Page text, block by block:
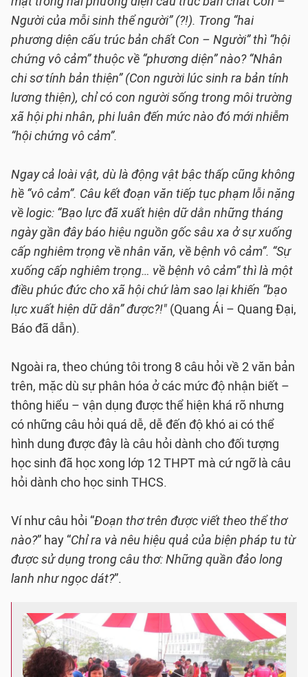
Người của mỗi sinh thể người” (?!). Trong “hai
phương diện cấu trúc bản chất Con – Người” thì “hội
chứng vô cảm” thuộc về “phương diện” nào? “Nhân
chi sơ tính bản thiện” (Con người lúc sinh ra bản tính
lương thiện), chỉ có con người sống trong môi trường
xã hội phi nhân, phi luân đến mức nào đó mới nhiễm
“hội chứng vô cảm”.
Ngay cả loài vật, dù là động vật bậc thấp cũng không
hề “vô cảm”. Câu kết đoạn văn tiếp tục phạm lỗi nặng
về logic: “Bạo lực đã xuất hiện dữ dằn những tháng
ngày gần đây báo hiệu nguồn gốc sâu xa ở sự xuống
cấp nghiêm trọng về nhân văn, về bệnh vô cảm”. “Sự
xuống cấp nghiêm trọng… về bệnh vô cảm” thì là một
điều phúc đức cho xã hội chứ làm sao lại khiến “bạo
lực xuất hiện dữ dằn” được?!" (Quang Ái – Quang Đại,
Báo đã dẫn).
Ngoài ra, theo chúng tôi trong 8 câu hỏi về 2 văn bản
trên, mặc dù sự phân hóa ở các mức độ nhận biết –
thông hiểu – vận dụng được thể hiện khá rõ nhưng
có những câu hỏi quá dễ, dễ đến độ khó ai có thể
hình dung được đây là câu hỏi dành cho đối tượng
học sinh đã học xong lớp 12 THPT mà cứ ngỡ là câu
hỏi dành cho học sinh THCS.
Ví như câu hỏi “Đoạn thơ trên được viết theo thể thơ
nào?” hay “Chỉ ra và nêu hiệu quả của biện pháp tu từ
được sử dụng trong câu thơ: Những quần đảo long
lanh như ngọc dát?”.